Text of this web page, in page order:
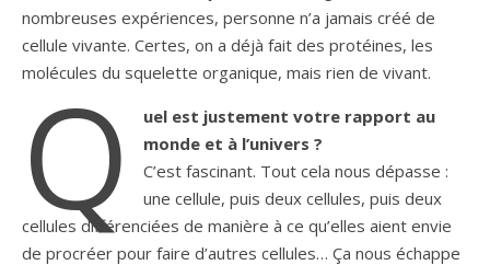
nombreuses expériences, personne n’a jamais créé de
cellule vivante. Certes, on a déjà fait des protéines, les
molécules du squelette organique, mais rien de vivant.
Q
uel est justement votre rapport au
monde et à l’univers ?
C’est fascinant. Tout cela nous dépasse :
une cellule, puis deux cellules, puis deux
cellules différenciées de manière à ce qu’elles aient envie
de procréer pour faire d’autres cellules… Ça nous échappe